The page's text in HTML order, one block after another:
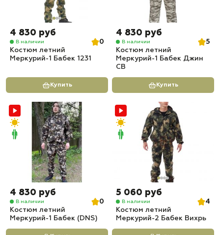
4 830 руб
В наличии
0
Костюм летний
Меркурий-1 Бабек 1231
Купить
4 830 руб
В наличии
5
Костюм летний
Меркурий-1 Бабек Джин
СВ
Купить
4 830 руб
В наличии
0
Костюм летний
Меркурий-1 Бабек (DNS)
5 060 руб
В наличии
4
Костюм летний
Меркурий-2 Бабек Вихрь